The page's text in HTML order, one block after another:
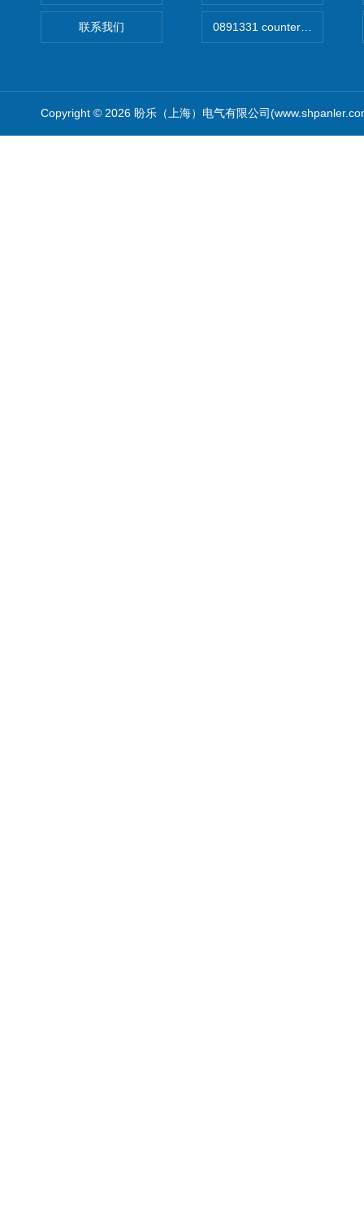
联系我们
Copyright © 2026 盼乐（上海）电气有限公司